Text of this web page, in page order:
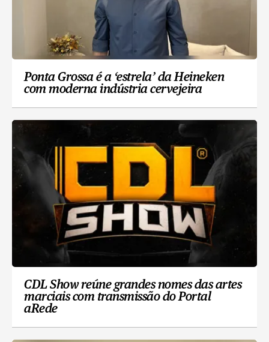
Ponta Grossa é a ‘estrela’ da Heineken
com moderna indústria cervejeira
CDL Show reúne grandes nomes das artes
marciais com transmissão do Portal
aRede